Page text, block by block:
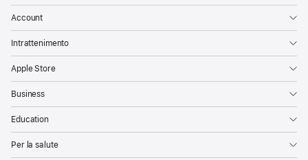
Account
Intrattenimento
Apple Store
Business
Education
Per la salute